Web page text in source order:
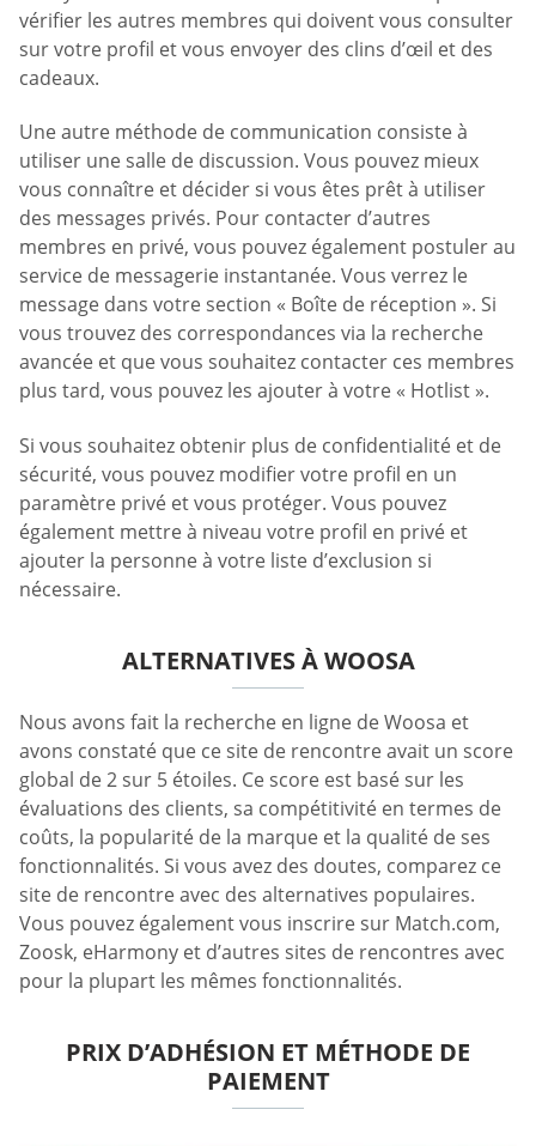
vérifier les autres membres qui doivent vous consulter
sur votre profil et vous envoyer des clins d’œil et des
cadeaux.
Une autre méthode de communication consiste à
utiliser une salle de discussion. Vous pouvez mieux
vous connaître et décider si vous êtes prêt à utiliser
des messages privés. Pour contacter d’autres
membres en privé, vous pouvez également postuler au
service de messagerie instantanée. Vous verrez le
message dans votre section « Boîte de réception ». Si
vous trouvez des correspondances via la recherche
avancée et que vous souhaitez contacter ces membres
plus tard, vous pouvez les ajouter à votre « Hotlist ».
Si vous souhaitez obtenir plus de confidentialité et de
sécurité, vous pouvez modifier votre profil en un
paramètre privé et vous protéger. Vous pouvez
également mettre à niveau votre profil en privé et
ajouter la personne à votre liste d’exclusion si
nécessaire.
ALTERNATIVES À WOOSA
Nous avons fait la recherche en ligne de Woosa et
avons constaté que ce site de rencontre avait un score
global de 2 sur 5 étoiles. Ce score est basé sur les
évaluations des clients, sa compétitivité en termes de
coûts, la popularité de la marque et la qualité de ses
fonctionnalités. Si vous avez des doutes, comparez ce
site de rencontre avec des alternatives populaires.
Vous pouvez également vous inscrire sur Match.com,
Zoosk, eHarmony et d’autres sites de rencontres avec
pour la plupart les mêmes fonctionnalités.
PRIX D’ADHÉSION ET MÉTHODE DE
PAIEMENT